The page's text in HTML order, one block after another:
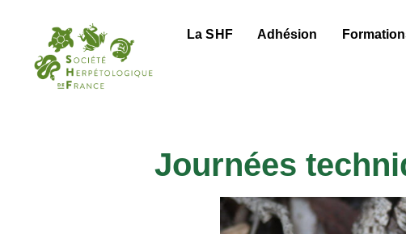
La SHF Adhésion
Journées